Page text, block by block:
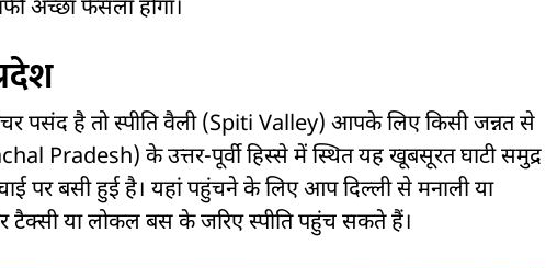
अच्छा फैसला होगा।
पसंद है तो स्पीति वैली (Spiti Valley) आपके लिए किसी जन्नत से
Pradesh) के उत्तर-पूर्वी हिस्से में स्थित यह खूबसूरत घाटी समुद्र
पर बसी हुई है। यहां पहुंचने के लिए आप दिल्ली से मनाली या
या लोकल बस के जरिए स्पीति पहुंच सकते हैं।